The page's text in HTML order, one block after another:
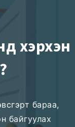
хэрхэн
бараа,
байгуулах